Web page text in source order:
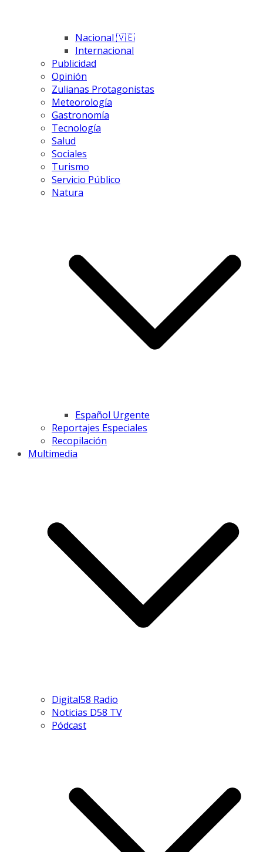
Nacional 🇻🇪
Internacional
Publicidad
Opinión
Zulianas Protagonistas
Meteorología
Gastronomía
Tecnología
Salud
Sociales
Turismo
Servicio Público
Natura
Español Urgente
Reportajes Especiales
Recopilación
Multimedia
Digital58 Radio
Noticias D58 TV
Pódcast